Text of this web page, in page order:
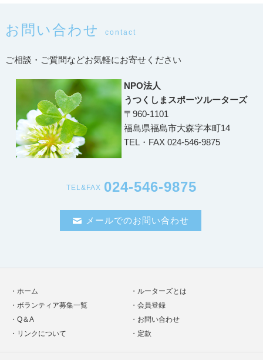
お問い合わせ contact
ご相談・ご質問などお気軽にお寄せください
NPO法人
うつくしまスポーツルーターズ
〒960-1101
福島県福島市大森字本町14
TEL・FAX 024-546-9875
TEL&FAX 024-546-9875
メールでのお問い合わせ
ホーム
ルーターズとは
ボランティア募集一覧
会員登録
Q＆A
お問い合わせ
リンクについて
定款